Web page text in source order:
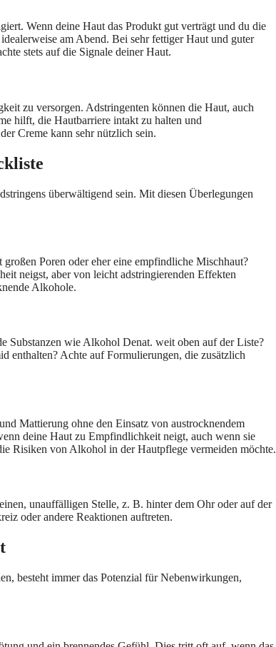
Wenn deine Haut das Produkt gut verträgt und du die
am Abend. Bei sehr fettiger Haut und guter
stets auf die Signale deiner Haut.
zu versorgen. Adstringenten können die Haut, auch
hilft, die Hautbarriere intakt zu halten und
Creme kann sehr nützlich sein.
überwältigend sein. Mit diesen Überlegungen
Poren oder eher eine empfindliche Mischhaut?
neigst, aber von leicht adstringierenden Effekten
Alkohole.
Substanzen wie Alkohol Denat. weit oben auf der Liste?
enthalten? Achte auf Formulierungen, die zusätzlich
Mattierung ohne den Einsatz von austrocknendem
deine Haut zu Empfindlichkeit neigt, auch wenn sie
Risiken von Alkohol in der Hautpflege vermeiden möchte.
unauffälligen Stelle, z. B. hinter dem Ohr oder auf der
oder andere Reaktionen auftreten.
besteht immer das Potenzial für Nebenwirkungen,